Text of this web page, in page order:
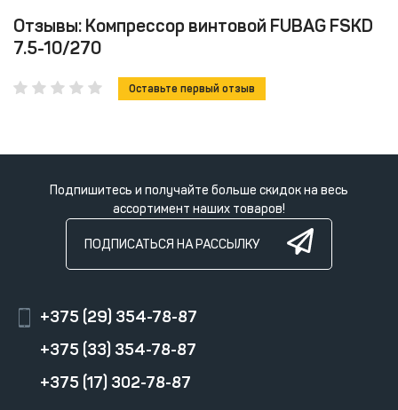
Отзывы: Компрессор винтовой FUBAG FSKD
7.5-10/270
Оставьте первый отзыв
Подпишитесь и получайте больше скидок на весь
ассортимент наших товаров!
ПОДПИСАТЬСЯ НА РАССЫЛКУ
+375 (29) 354-78-87
+375 (33) 354-78-87
+375 (17) 302-78-87